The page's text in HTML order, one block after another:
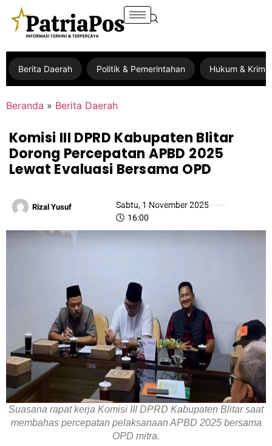
Berita Daerah Politik & Pemerintahan Hukum &
Beranda » Berita Daerah
Komisi III DPRD Kabupaten Blitar
Dorong Percepatan APBD 2025
Lewat Evaluasi Bersama OPD
Rizal Yusuf
Sabtu, 1 November 2025
16:00
Suasana rapat kerja Komisi III DPRD Kabupaten Blitar saat
membahas percepatan pelaksanaan APBD 2025 bersama
OPD mitra.